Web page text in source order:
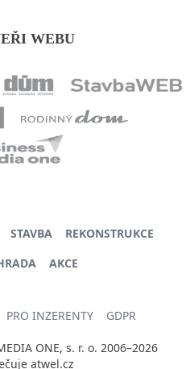
WEBU
STAVBA
REKONSTRUKCE
AKCE
PRO INZERENTY GDPR
ONE, s. r. o. 2006–2026